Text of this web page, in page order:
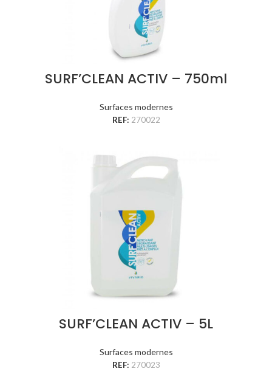
SURF’CLEAN ACTIV – 750ml
Surfaces modernes
REF: 270022
SURF’CLEAN ACTIV – 5L
Surfaces modernes
REF: 270023